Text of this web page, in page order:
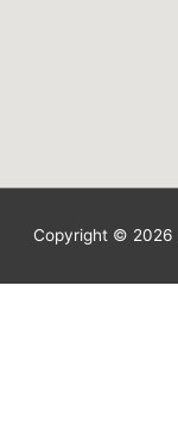
Copyright © 2026